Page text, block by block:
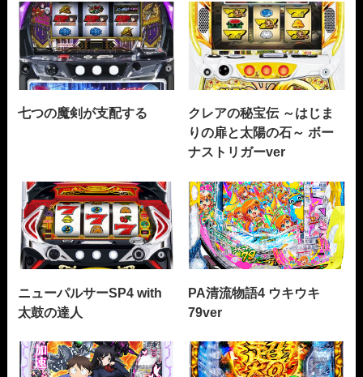
七つの魔剣が支配する
クレアの秘宝伝 ～はじま
りの扉と太陽の石～ ボー
ナストリガーver
ニューパルサーSP4 with
太鼓の達人
PA清流物語4 ウキウキ
79ver